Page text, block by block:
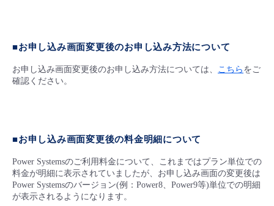
■お申し込み画面変更後のお申し込み方法について
お申し込み画面変更後のお申し込み方法については、 こちら をご
確認ください。
■お申し込み画面変更後の料金明細について
Power Systemsのご利用料金について、これまではプラン単位での
料金が明細に表示されていましたが、お申し込み画面の変更後は
Power Systemsのバージョン(例：Power8、Power9等)単位での明細
が表示されるようになります。